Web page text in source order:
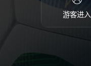
游客进入